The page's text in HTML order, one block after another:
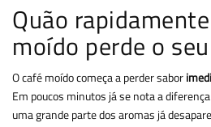
Quão
moído perde o
O café moído começa a perder sabor
Em poucos minutos já se nota a
uma grande parte dos aromas já